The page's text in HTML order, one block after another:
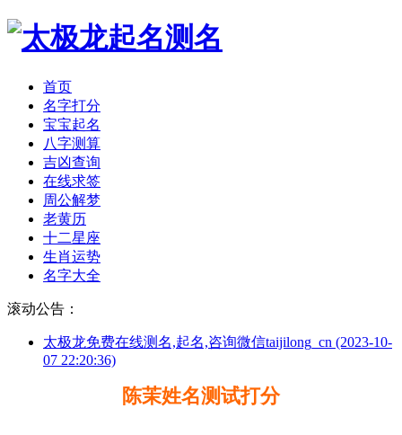
首页
名字打分
宝宝起名
八字测算
吉凶查询
在线求签
周公解梦
老黄历
十二星座
生肖运势
名字大全
滚动公告：
太极龙免费在线测名,起名,咨询微信taijilong_cn (2023-10-
07 22:20:36)
陈茉姓名测试打分